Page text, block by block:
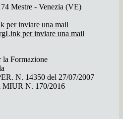
Mestre - Venezia (VE)
per inviare una mail
Link per inviare una mail
la Formazione
N. 14350 del 27/07/2007
MIUR N. 170/2016